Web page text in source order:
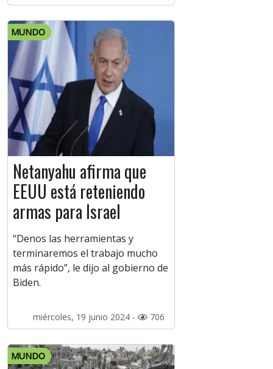
MUNDO
Netanyahu afirma que
EEUU está reteniendo
armas para Israel
“Denos las herramientas y
terminaremos el trabajo mucho
más rápido”, le dijo al gobierno de
Biden.
miércoles, 19 junio 2024 - 706
MUNDO